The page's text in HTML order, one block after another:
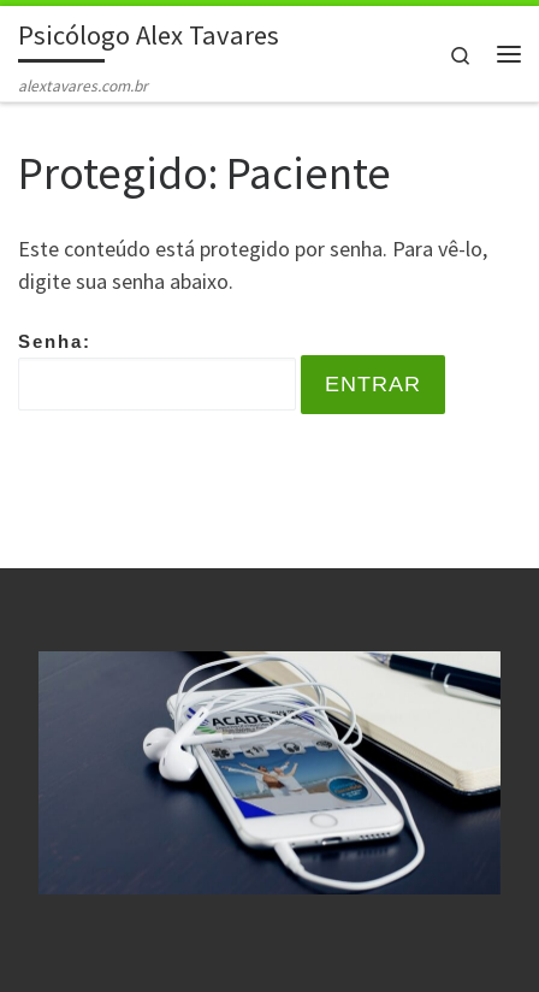
Skip to content
Psicólogo Alex Tavares
alextavares.com.br
Search
Protegido: Paciente
Este conteúdo está protegido por senha. Para vê-lo,
digite sua senha abaixo.
Senha: